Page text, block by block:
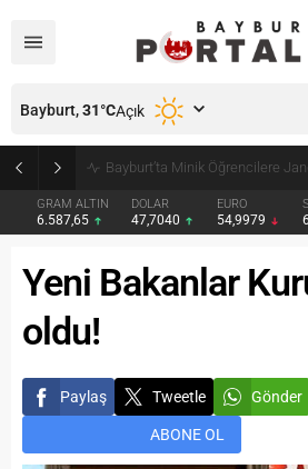
Bayburt’ta Minik Öğrencilere
GRAM ALTIN
6.587,65
DOLAR
47,7040
EURO
54,9979
Bayburt,31°CAçık
Yeni Bakanlar
oldu!
Paylaş Tweetle Gönder
ABONE OL